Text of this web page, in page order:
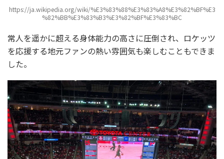
https://ja.wikipedia.org/wiki/%E3%83%88%E3%83%A8%E3%82%BF%E3
%82%BB%E3%83%B3%E3%82%BF%E3%83%BC
常人を遥かに超える身体能力の高さに圧倒され、ロケッツ
を応援する地元ファンの熱い雰囲気も楽しむこともできま
した。